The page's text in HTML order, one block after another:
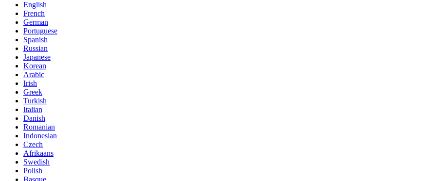
English
French
German
Portuguese
Spanish
Russian
Japanese
Korean
Arabic
Irish
Greek
Turkish
Italian
Danish
Romanian
Indonesian
Czech
Afrikaans
Swedish
Polish